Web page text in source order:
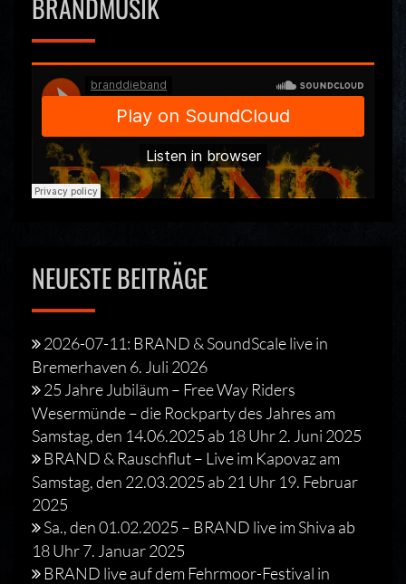
BRANDMUSIK
NEUESTE BEITRÄGE
2026-07-11: BRAND & SoundScale live in
Bremerhaven 6. Juli 2026
25 Jahre Jubiläum – Free Way Riders
Wesermünde – die Rockparty des Jahres am
Samstag, den 14.06.2025 ab 18 Uhr2. Juni 2025
BRAND & Rauschflut – Live im Kapovaz am
Samstag, den 22.03.2025 ab 21 Uhr 19. Februar
2025
Sa., den 01.02.2025 – BRAND live im Shiva ab
18 Uhr7. Januar 2025
BRAND live auf dem Fehrmoor-Festival in